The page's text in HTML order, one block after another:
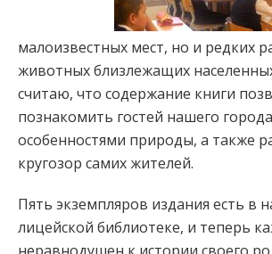
малоизвестных мест, но и редких
животных близлежащих
считаю, что содержание книги
познакомить гостей нашего
особенностями природы, а также
кругозор самих жителей.
Пять экземпляров издания есть в
лицейской библиотеке, и теперь